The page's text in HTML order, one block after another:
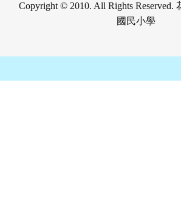
Copyright © 2010. All Rights Reserved.
國民小學